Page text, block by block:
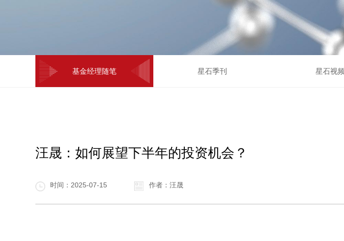
基金经理随笔 星石季刊 星石视频
汪晟：如何展望下半年的投资机会？
时间：2025-07-15 作者：汪晟